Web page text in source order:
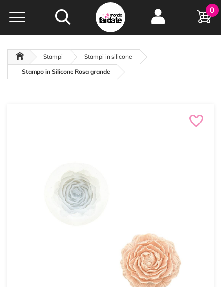
Hobby e
creatività...
oltre 15 anni online
0
Stampi
Stampi in silicone
Stampo in Silicone Rosa grande